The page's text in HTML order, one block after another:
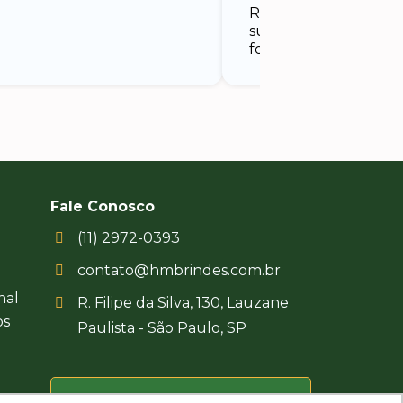
Recebemos com
surpreendente e
foi um sucesso.
Fale Conosco
(11) 2972-0393
contato@hmbrindes.com.br
R. Filipe da Silva, 130, Lauzane
Paulista - São Paulo, SP